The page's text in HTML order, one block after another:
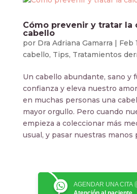
Cómo prevenir y tratar la
cabello
por Dra Adriana Gamarra | Feb
cabello, Tips, Tratamientos
Un cabello abundante, sano y
confianza y eleva nuestro
en muchas personas una
mayor orgullo. Pero cuando
empieza a coleccionar más
usual, y pasar nuestras manos
AGENDAR UNA CITA